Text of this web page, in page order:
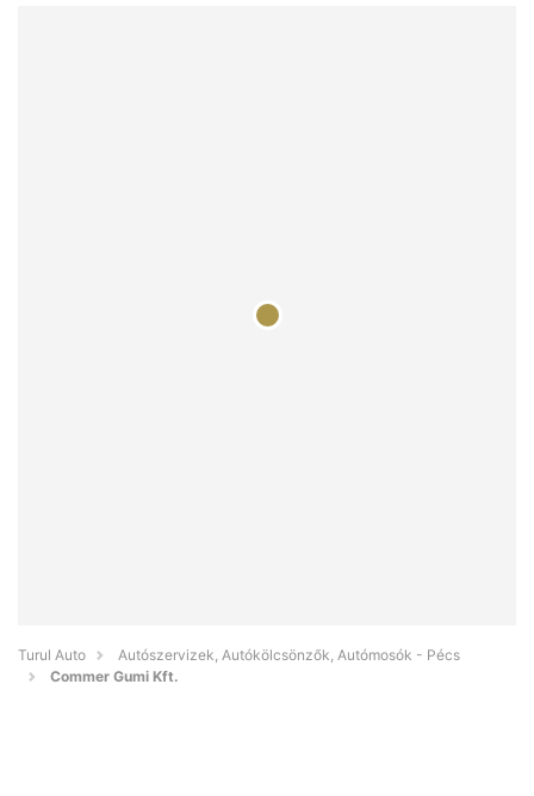
Turul Auto
Autószervizek, Autókölcsönzők, Autómosók - Pécs
Commer Gumi Kft.